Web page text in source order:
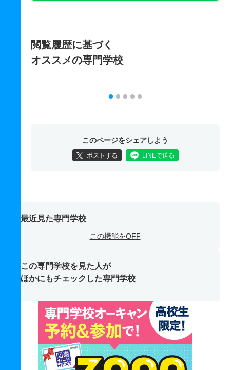
閲覧履歴に基づく
オススメの専門学校
このページをシェアしよう
ポストする LINEで送る
最近見た専門学校
この機能をOFF
この専門学校を見た人が
ほかにもチェックした専門学校